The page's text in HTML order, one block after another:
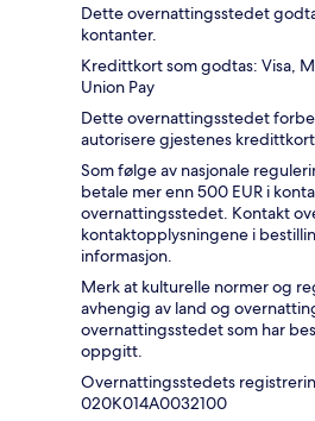
Dette overnattingsstedet
kontanter.
Kredittkort som godtas: Visa,
Union Pay
Dette overnattingsstedet
autorisere gjestenes
Som følge av nasjonale
betale mer enn 500 EUR i
overnattingsstedet. Kontakt
kontaktopplysningene i
informasjon.
Merk at kulturelle normer og
avhengig av land og
overnattingsstedet som har
oppgitt.
Overnattingsstedets
020K014A0032100